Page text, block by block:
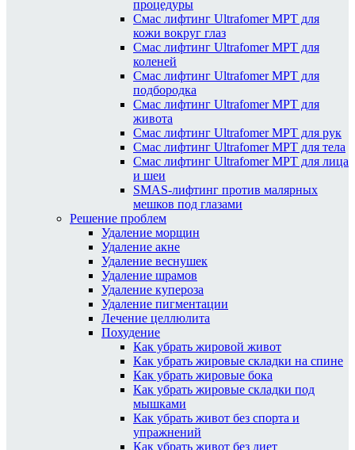
процедуры
Смас лифтинг Ultrafomer MPT для
кожи вокруг глаз
Смас лифтинг Ultrafomer MPT для
коленей
Смас лифтинг Ultrafomer MPT для
подбородка
Смас лифтинг Ultrafomer MPT для
живота
Смас лифтинг Ultrafomer MPT для рук
Смас лифтинг Ultrafomer MPT для тела
Смас лифтинг Ultrafomer MPT для лица
и шеи
SMAS-лифтинг против малярных
мешков под глазами
Решение проблем
Удаление морщин
Удаление акне
Удаление веснушек
Удаление шрамов
Удаление купероза
Удаление пигментации
Лечение целлюлита
Похудение
Как убрать жировой живот
Как убрать жировые складки на спине
Как убрать жировые бока
Как убрать жировые складки под
мышками
Как убрать живот без спорта и
упражнений
Как убрать живот без диет